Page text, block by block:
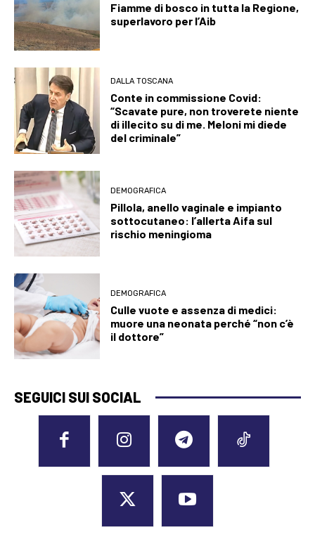
Fiamme di bosco in tutta la Regione,
superlavoro per l’Aib
DALLA TOSCANA
Conte in commissione Covid:
“Scavate pure, non troverete niente
di illecito su di me. Meloni mi diede
del criminale”
DEMOGRAFICA
Pillola, anello vaginale e impianto
sottocutaneo: l’allerta Aifa sul
rischio meningioma
DEMOGRAFICA
Culle vuote e assenza di medici:
muore una neonata perché “non c’è
il dottore”
SEGUICI SUI SOCIAL